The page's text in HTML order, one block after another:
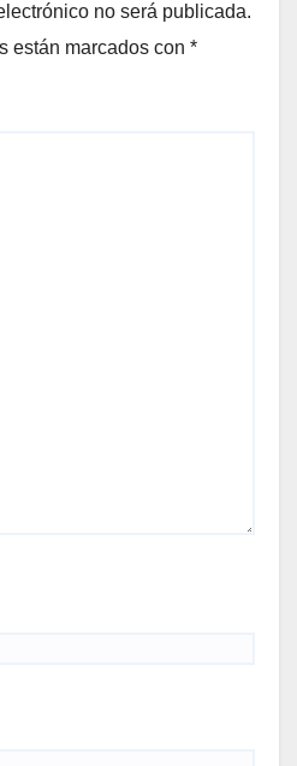
no será publicada.
están marcados con *